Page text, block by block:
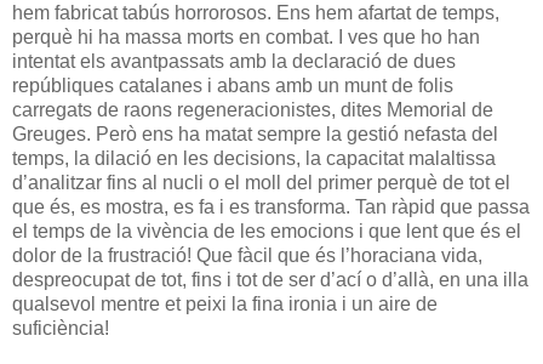
hem fabricat tabús horrorosos. Ens hem afartat de temps,
perquè hi ha massa morts en combat. I ves que ho han
intentat els avantpassats amb la declaració de dues
repúbliques catalanes i abans amb un munt de folis
carregats de raons regeneracionistes, dites Memorial de
Greuges. Però ens ha matat sempre la gestió nefasta del
temps, la dilació en les decisions, la capacitat malaltissa
d’analitzar fins al nucli o el moll del primer perquè de tot el
que és, es mostra, es fa i es transforma. Tan ràpid que passa
el temps de la vivència de les emocions i que lent que és el
dolor de la frustració! Que fàcil que és l’horaciana vida,
despreocupat de tot, fins i tot de ser d’ací o d’allà, en una illa
qualsevol mentre et peixi la fina ironia i un aire de
suficiència!